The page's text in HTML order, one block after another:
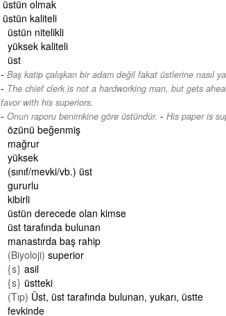
üstün olmak
üstün kaliteli
üstün nitelikli
yüksek kaliteli
üst
Baş katip çalışkan bir adam değil fakat üstlerine nasıl
- The chief clerk is not a hardworking man, but gets
favor with his superiors.
Onun raporu benimkine göre üstündür. - His paper is
özünü beğenmiş
mağrur
yüksek
(sınıf/mevki/vb.) üst
gururlu
kibirli
üstün derecede olan kimse
üst tarafında bulunan
manastırda baş rahip
(Biyoloji) superior
{s} asil
{s} üstteki
(Tıp) Üst, üst tarafında bulunan, yukarı, üstte
fevkinde